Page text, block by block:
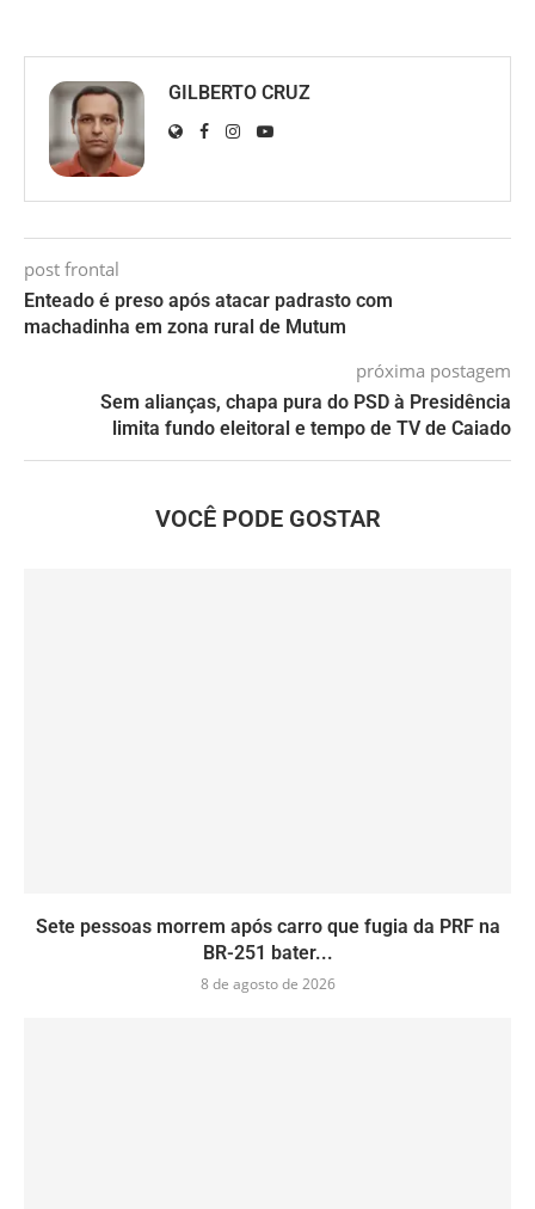
GILBERTO CRUZ
post frontal
Enteado é preso após atacar padrasto com
machadinha em zona rural de Mutum
próxima postagem
Sem alianças, chapa pura do PSD à Presidência
limita fundo eleitoral e tempo de TV de Caiado
VOCÊ PODE GOSTAR
Sete pessoas morrem após carro que fugia da PRF na
BR-251 bater...
8 de agosto de 2026